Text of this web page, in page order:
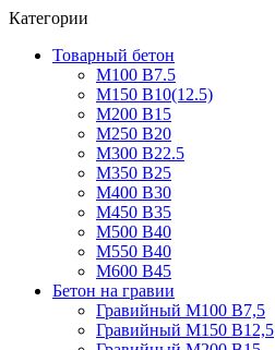
Категории
Товарный бетон
М100 В7.5
М150 В10(12.5)
М200 В15
М250 В20
М300 В22.5
М350 В25
М400 В30
М450 В35
М500 В40
М550 В40
М600 В45
Бетон на гравии
Гравийный М100 В7,5
Гравийный М150 В12,5